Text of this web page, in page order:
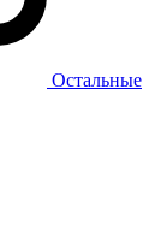
Остальные